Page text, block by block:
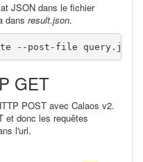
JSON dans le fichier
dans result.json.
--post-file query.json
GET
POST avec Calaos v2.
et donc les requêtes
l'url.